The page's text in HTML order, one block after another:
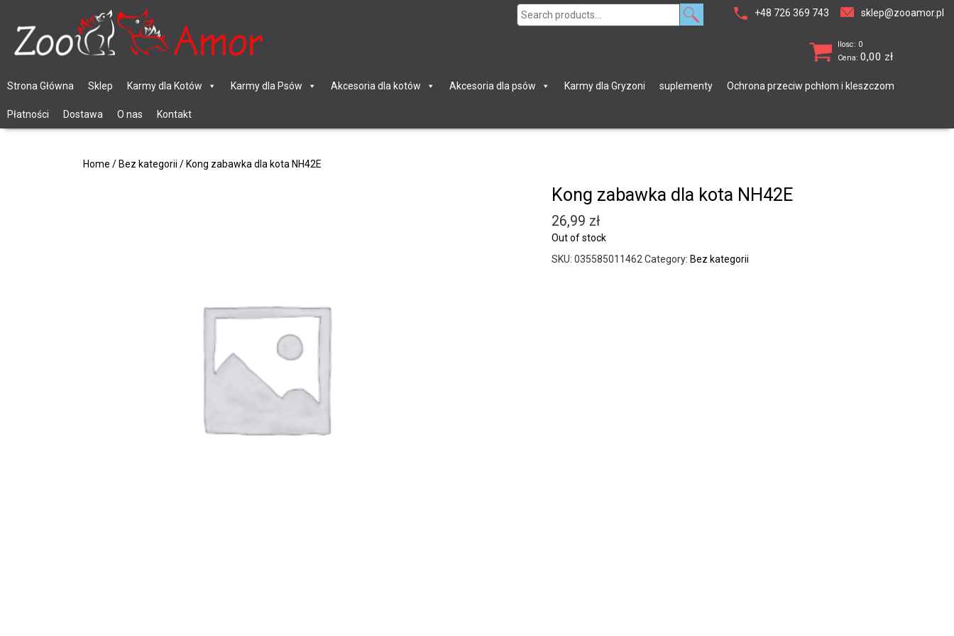
+48 726 369 743 sklep@zooamor.pl
Search
Ilosc: 0
Cena: 0,00 zł
Strona Główna Sklep Karmy dla Kotów Karmy dla Psów Akcesoria dla kotów Akcesoria dla psów Karmy dla Gryzoni suplementy Ochrona przeciw pchłom i kleszczom
Płatności Dostawa O nas Kontakt
Home / Bez kategorii / Kong zabawka dla kota NH42E
Kong zabawka dla kota NH42E
26,99 zł
Out of stock
SKU: 035585011462 Category: Bez kategorii